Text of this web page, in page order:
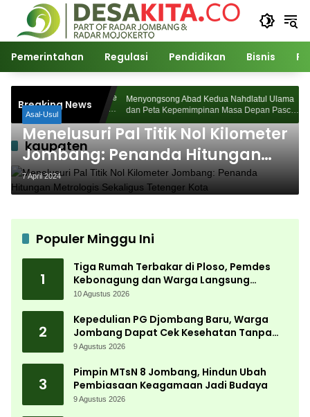
Langsung
konten
Pemerintahan Regulasi Pendidikan Bisnis
Breaking News
Pemdes
Bergerak
Menyongsong Abad Kedua Nahdlatul Ulama
dan Peta Kepemimpinan Masa Depan Pasca
Muktamar ke-35
kaupaten
Asal-Usul
Menelusuri Pal Titik Nol Kilometer
Jombang: Penanda Hitungan
Metrologis Sekaligus Tetenger
Kota
7 April 2024
Populer Minggu Ini
1
Tiga Rumah Terbakar di Ploso, Pemdes
Kebonagung dan Warga Langsung
Bergerak Bantu Korban
10 Agustus 2026
2
Kepedulian PG Djombang Baru, Warga
Jombang Dapat Cek Kesehatan Tanpa
Biaya
9 Agustus 2026
3
Pimpin MTsN 8 Jombang, Hindun Ubah
Pembiasaan Keagamaan Jadi Budaya
9 Agustus 2026